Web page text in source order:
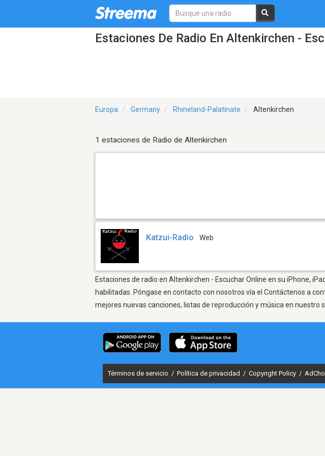
Estaciones De Radio En Altenkirchen -
Europa Germany Rhineland-Palatinate Altenkirchen
1 estaciones de Radio de Altenkirchen
Katzui-Radio Web
Estaciones de radio en Altenkirchen - Escuchar Online en su iPhone,
habilitadas. Póngase en contacto con nosotros vía el Contáctenos a
mejores nuevas canciones, listas de reproducción y música en nuestro
Términos de servicio / Política de privacidad / Copyright Policy /